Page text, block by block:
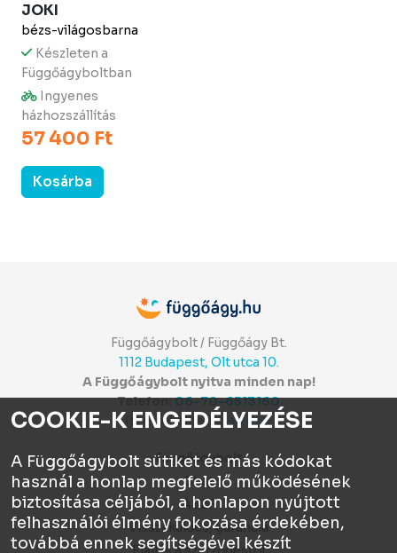
JOKI
bézs-világosbarna
Készleten a
Függőágyboltban
Ingyenes
házhozszállítás
57 400 Ft
Kosárba
Függőágybolt / Függőágy Bt.
1112 Budapest, Olt utca 10.
A Függőágybolt nyitva minden nap!
Telefon:06-70-6513160
Itt értékelhetsz:⭐⭐⭐⭐⭐
Függőágybolt
Chat
ÁSZF
Visszaküldés, garancia
COOKIE-K ENGEDÉLYEZÉSE
A Függőágybolt sütiket és más kódokat
használ a honlap megfelelő működésének
biztosítása céljából, a honlapon nyújtott
felhasználói élmény fokozása érdekében,
továbbá ennek segítségével készít